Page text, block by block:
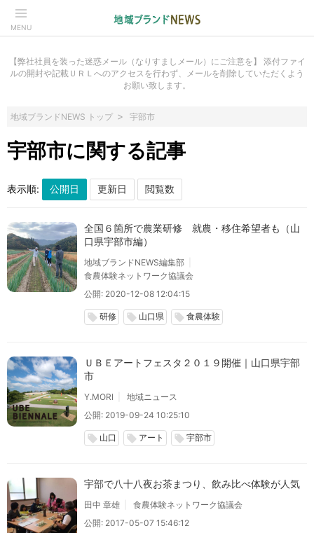
MENU
【弊社社員を装った迷惑メール（なりすましメール）にご注意を】 添付ファイ
ルの開封や記載ＵＲＬへのアクセスを行わず、メールを削除していただくよう
お願い致します。
地域ブランドNEWS トップ 宇部市
宇部市に関する記事
表示順:
全国６箇所で農業研修 就農・移住希望者も（山
口県宇部市編）
地域ブランドNEWS編集部
食農体験ネットワーク協議会
公開: 2020-12-08 12:04:15
local_offer 研修 local_offer 山口県 local_offer 食農体験
ＵＢＥアートフェスタ２０１９開催｜山口県宇部
市
Y.MORI
地域ニュース
公開: 2019-09-24 10:25:10
local_offer 山口 local_offer アート local_offer 宇部市
宇部で八十八夜お茶まつり、飲み比べ体験が人気
田中 章雄
食農体験ネットワーク協議会
公開: 2017-05-07 15:46:12